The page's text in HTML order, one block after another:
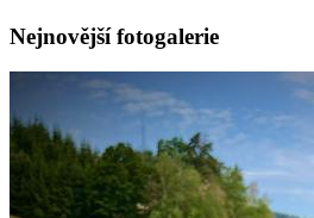
Nejnovější fotogalerie